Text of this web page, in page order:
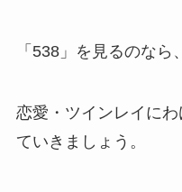
「538」を見るのなら
恋愛・ツインレイに
ていきましょう。